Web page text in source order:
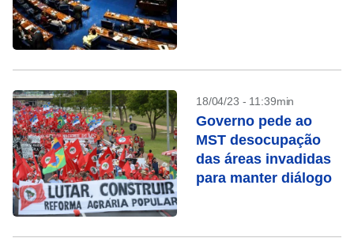
18/04/23 - 11:39min
Governo pede ao
MST desocupação
das áreas invadidas
para manter diálogo